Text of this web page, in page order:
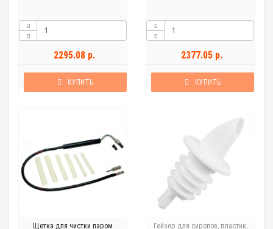
2295.08 р.
КУПИТЬ
2377.05 р.
КУПИТЬ
Щетка для чистки паром Гейзер для сиропов, пластик,